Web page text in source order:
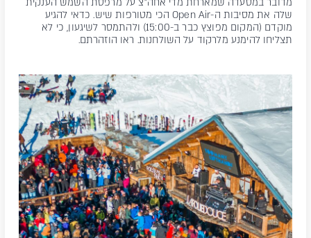
מדובר במסעדה שמארחת מדי אחה״צ על מרפסת השמש הענקית
שלה את מסיבות ה-Open Air הכי מטורפות שיש. כדאי להגיע
מוקדם (המקום מפוצץ כבר ב-15:00) ולהתמסר לשיגעון, כי לא
תצליחו להימנע מלרקוד על השולחנות. ראו הוזהרתם.